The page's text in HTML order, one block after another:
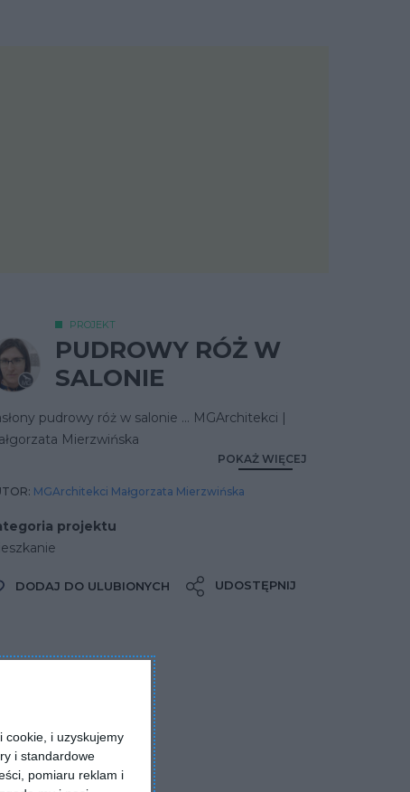
cookie, i uzyskujemy
i standardowe
pomiaru reklam i
PROJEKT
PUDROWY RÓŻ W
SALONIE
pudrowy róż w salonie … MGArchitekci |
Mierzwińska
POKAŻ WIĘCEJ
MGArchitekci Małgorzata Mierzwińska
projektu
DODAJ DO ULUBIONYCH UDOSTĘPNIJ